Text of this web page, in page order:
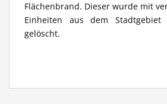
Flächenbrand. Dieser wurde mit
Einheiten aus dem
gelöscht.